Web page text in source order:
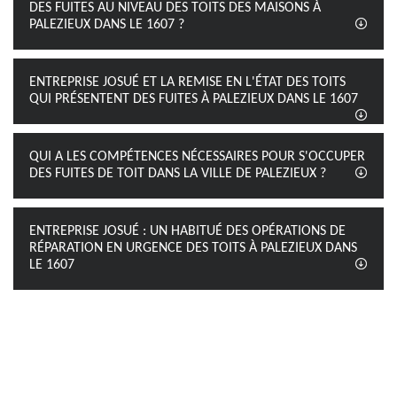
DES FUITES AU NIVEAU DES TOITS DES MAISONS À
PALEZIEUX DANS LE 1607 ?
ENTREPRISE JOSUÉ ET LA REMISE EN L'ÉTAT DES TOITS
QUI PRÉSENTENT DES FUITES À PALEZIEUX DANS LE 1607
QUI A LES COMPÉTENCES NÉCESSAIRES POUR S'OCCUPER
DES FUITES DE TOIT DANS LA VILLE DE PALEZIEUX ?
ENTREPRISE JOSUÉ : UN HABITUÉ DES OPÉRATIONS DE
RÉPARATION EN URGENCE DES TOITS À PALEZIEUX DANS
LE 1607